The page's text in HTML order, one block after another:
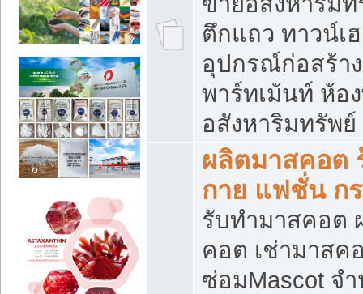
ตึกแถว ทาวน์เ
อุปกรณ์ก่อสร้า
พาร์ทเม้นท์ ห้อ
อสังหาริมทรัพ
ผลิตมาสคอต
กาย แฟชั่น กร
รับทำมาสคอต
คอต เช่ามาสค
ซ่อมMascot จ